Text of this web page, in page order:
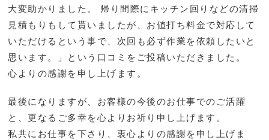
大変助かりました。 帰り間際にキッチン回りなどの清掃
見積もりもして貰いましたが、お値打ち料金で対応して
いただけるという事で、次回も必ず作業を依頼したいと
思います。」という口コミをご投稿いただきました。
心よりの感謝を申し上げます。
最後になりますが、お客様の今後のお仕事でのご活躍
と、更なるご多幸を心よりお祈り申し上げます。
私共にお仕事を下さり、衷心よりの感謝を申し上げま